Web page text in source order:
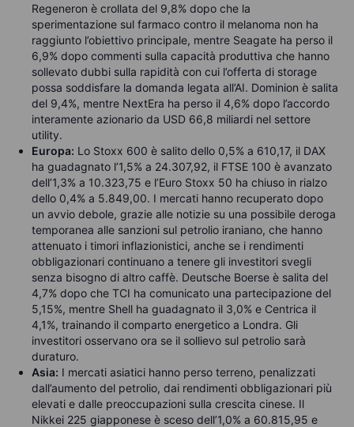
Regeneron è crollata del 9,8% dopo che la
sperimentazione sul farmaco contro il melanoma non ha
raggiunto l’obiettivo principale, mentre Seagate ha perso il
6,9% dopo commenti sulla capacità produttiva che hanno
sollevato dubbi sulla rapidità con cui l’offerta di storage
possa soddisfare la domanda legata all’AI. Dominion è salita
del 9,4%, mentre NextEra ha perso il 4,6% dopo l’accordo
interamente azionario da USD 66,8 miliardi nel settore
utility.
Europa: Lo Stoxx 600 è salito dello 0,5% a 610,17, il DAX
ha guadagnato l’1,5% a 24.307,92, il FTSE 100 è avanzato
dell’1,3% a 10.323,75 e l’Euro Stoxx 50 ha chiuso in rialzo
dello 0,4% a 5.849,00. I mercati hanno recuperato dopo
un avvio debole, grazie alle notizie su una possibile deroga
temporanea alle sanzioni sul petrolio iraniano, che hanno
attenuato i timori inflazionistici, anche se i rendimenti
obbligazionari continuano a tenere gli investitori svegli
senza bisogno di altro caffè. Deutsche Boerse è salita del
4,7% dopo che TCI ha comunicato una partecipazione del
5,15%, mentre Shell ha guadagnato il 3,0% e Centrica il
4,1%, trainando il comparto energetico a Londra. Gli
investitori osservano ora se il sollievo sul petrolio sarà
duraturo.
Asia: I mercati asiatici hanno perso terreno, penalizzati
dall’aumento del petrolio, dai rendimenti obbligazionari più
elevati e dalle preoccupazioni sulla crescita cinese. Il
Nikkei 225 giapponese è sceso dell’1,0% a 60.815,95 e